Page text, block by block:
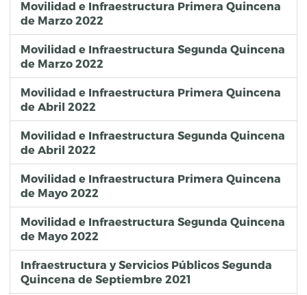
Movilidad e Infraestructura Primera Quincena
de Marzo 2022
Movilidad e Infraestructura Segunda Quincena
de Marzo 2022
Movilidad e Infraestructura Primera Quincena
de Abril 2022
Movilidad e Infraestructura Segunda Quincena
de Abril 2022
Movilidad e Infraestructura Primera Quincena
de Mayo 2022
Movilidad e Infraestructura Segunda Quincena
de Mayo 2022
Infraestructura y Servicios Públicos Segunda
Quincena de Septiembre 2021